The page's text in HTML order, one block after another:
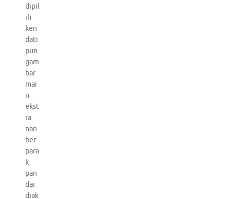
dipil
ih
ken
dati
pun
gam
bar
mai
n
ekst
ra
nan
ber
para
k
pan
dai
diak